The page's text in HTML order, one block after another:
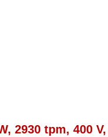
2930 tpm, 400